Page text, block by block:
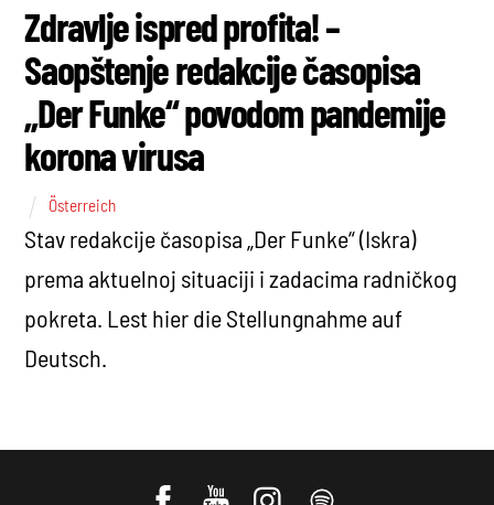
Zdravlje ispred profita! –
Saopštenje redakcije časopisa
„Der Funke“ povodom pandemije
korona virusa
Österreich
Stav redakcije časopisa „Der Funke“ (Iskra)
prema aktuelnoj situaciji i zadacima radničkog
pokreta. Lest hier die Stellungnahme auf
Deutsch.